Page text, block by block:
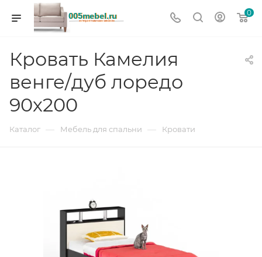
0
Кровать Камелия
венге/дуб лоредо
90х200
Каталог — Мебель для спальни — Кровати